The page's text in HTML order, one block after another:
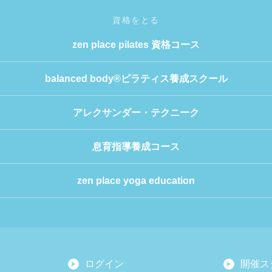
資格をとる
zen place pilates 資格コース
balanced body®ピラティス養成スクール
アレクサンダー・テクニーク
息育指導養成コース
zen place yoga education
ログイン 開催